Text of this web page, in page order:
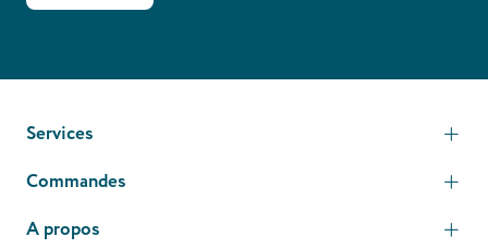
Services
Commandes
A propos